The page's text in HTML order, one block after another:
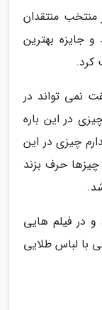
منتخب منتقدان
جایزه بهترین
کرد.
نمی تواند در
در این باره
چیزی در این
چیزها حرف بزند
سال 1990 شروع کرد و در فیلم هایی
با لباس طلایی